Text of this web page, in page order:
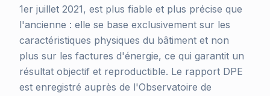
1er juillet 2021, est plus fiable et plus précise que
l'ancienne : elle se base exclusivement sur les
caractéristiques physiques du bâtiment et non
plus sur les factures d'énergie, ce qui garantit un
résultat objectif et reproductible. Le rapport DPE
est enregistré auprès de l'Observatoire de